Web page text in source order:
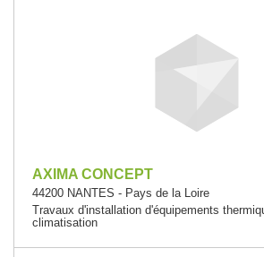
AXIMA CONCEPT
44200 NANTES - Pays de la Loire
Travaux d'installation d'équipements
climatisation